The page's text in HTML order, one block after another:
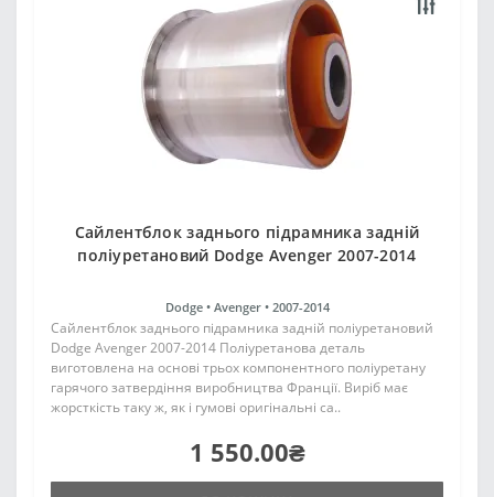
Сайлентблок заднього підрамника задній
поліуретановий Dodge Avenger 2007-2014
Dodge • Avenger • 2007-2014
Сайлентблок заднього підрамника задній поліуретановий
Dodge Avenger 2007-2014 Поліуретанова деталь
виготовлена на основі трьох компонентного поліуретану
гарячого затвердіння виробництва Франції. Виріб має
жорсткість таку ж, як і гумові оригінальні са..
1 550.00₴